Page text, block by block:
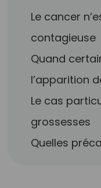
Le cancer
contagieuse
Quand
l’apparition
Le cas
grossesses
Quelles